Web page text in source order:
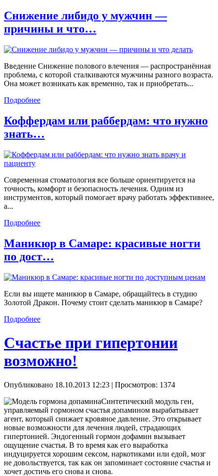
Снижение либидо у мужчин —
причины и что…
Введение Снижение полового влечения — распространённая
проблема, с которой сталкиваются мужчины разного возраста.
Она может возникать как временно, так и приобретать...
Подробнее
Коффердам или раббердам: что нужно
знать…
Современная стоматология все больше ориентируется на
точность, комфорт и безопасность лечения. Одним из
инструментов, который помогает врачу работать эффективнее,
а...
Подробнее
Маникюр в Самаре: красивые ногти
по дост…
Если вы ищете маникюр в Самаре, обращайтесь в студию
Золотой Дракон. Почему стоит сделать маникюр в Самаре?
Подробнее
Счастье при гипертонии
возможно!
Опубликовано 18.10.2013 12:23 | Просмотров: 1374
Синтетический модуль ген,
управляемый гормоном счастья допамином вырабатывает
агент, который снижает кровяное давление. Это открывает
новые возможности для лечения людей, страдающих
гипертонией. Эндогенный гормон дофамин вызывает
ощущение счастья. В то время как его выработка
индуцируется хорошим сексом, наркотиками или едой, мозг
не довольствуется, так как он запоминает состояние счастья и
хочет достичь его снова и снова.